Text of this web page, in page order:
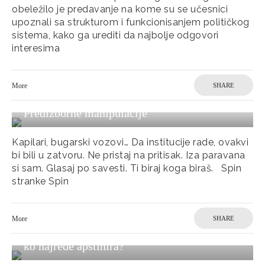
obeležilo je predavanje na kome su se učesnici
upoznali sa strukturom i funkcionisanjem političkog
sistema, kako ga urediti da najbolje odgovori
interesima
More SHARE
Predizborne manipulacije
Kapilari, bugarski vozovi… Da institucije rade, ovakvi
bi bili u zatvoru. Ne pristaj na pritisak. Iza paravana
si sam. Glasaj po savesti. Ti biraj koga biraš. Spin
stranke Spin
More SHARE
ko najređe apstinira?